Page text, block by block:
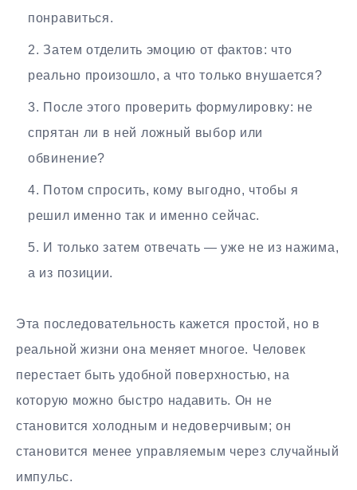
понравиться.
Затем отделить эмоцию от фактов: что
реально произошло, а что только внушается?
После этого проверить формулировку: не
спрятан ли в ней ложный выбор или
обвинение?
Потом спросить, кому выгодно, чтобы я
решил именно так и именно сейчас.
И только затем отвечать — уже не из нажима,
а из позиции.
Эта последовательность кажется простой, но в
реальной жизни она меняет многое. Человек
перестает быть удобной поверхностью, на
которую можно быстро надавить. Он не
становится холодным и недоверчивым; он
становится менее управляемым через случайный
импульс.